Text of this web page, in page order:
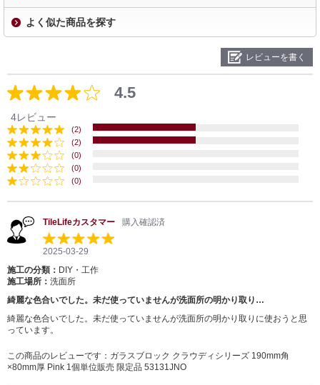
よく似た商品を探す
レビューを書く
4.5
4レビュー
(2)
(2)
(0)
(0)
(0)
TileLifeカスタマー 購入確認済
2025-03-29
施工の分類： DIY・工作
施工場所： 洗面所
綺麗な色合いでした。未だ使っていませんが洗面所の明かり取り…
綺麗な色合いでした。未だ使っていませんが洗面所の明かり取りに使おうと思
っています。
この商品のレビューです： ガラスブロック クラウディシリーズ 190mm角
×80mm厚 Pink 1個単位販売 限定品 53131JNO